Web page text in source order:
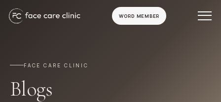
WORD MEMBER
FACE CARE CLINIC
Blogs